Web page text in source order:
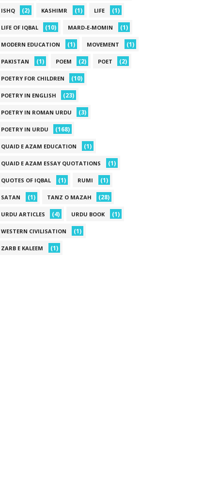
ISHQ (2) KASHIMR (1) LIFE (1)
LIFE OF IQBAL (10) MARD-E-MOMIN (1)
MODERN EDUCATION (1) MOVEMENT (1)
PAKISTAN (1) POEM (2) POET (2)
POETRY FOR CHILDREN (10)
POETRY IN ENGLISH (23)
POETRY IN ROMAN URDU (3)
POETRY IN URDU (168)
QUAID E AZAM EDUCATION (1)
QUAID E AZAM ESSAY QUOTATIONS (1)
QUOTES OF IQBAL (1) RUMI (1)
SATAN (1) TANZ O MAZAH (28)
URDU ARTICLES (4) URDU BOOK (1)
WESTERN CIVILISATION (1)
ZARB E KALEEM (1)